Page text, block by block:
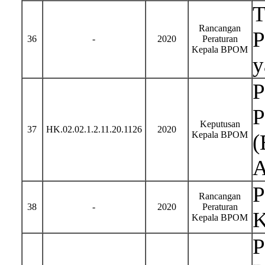
36 - 2020
Rancangan
Peraturan
Kepala BPOM
37 HK.02.02.1.2.11.20.1126 2020
Keputusan
Kepala BPOM
38 - 2020
Rancangan
Peraturan
Kepala BPOM